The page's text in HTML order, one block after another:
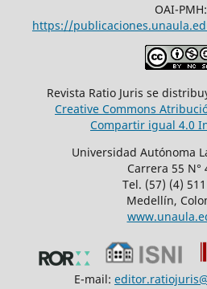
OAI-PMH:
https://
Revista Ratio Juris se
Creative Commons
Compartir igual 4.0
Universidad Autónoma
Carrera 55 N°
Tel. (57) (4)
Medellín,
E-mail: